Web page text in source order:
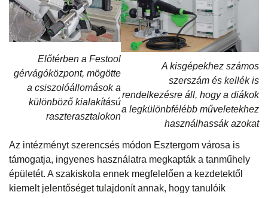
Előtérben a Festool
gérvágóközpont, mögötte
a csiszolóállomások a
különböző kialakítású
raszterasztalokon
A kisgépekhez számos
szerszám és kellék is
rendelkezésre áll, hogy a diákok
a legkülönbfélébb műveletekhez
használhassák azokat
Az intézményt szerencsés módon Esztergom városa is
támogatja, ingyenes használatra megkapták a tanműhely
épületét. A szakiskola ennek megfelelően a kezdetektől
kiemelt jelentőséget tulajdonít annak, hogy tanulóik